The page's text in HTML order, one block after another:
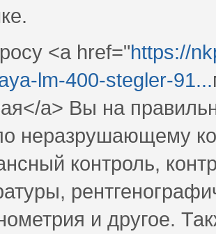
<a href="https://
lm-400-stegler-91...
a> Вы на
неразрушающему
контроль,
и другое.